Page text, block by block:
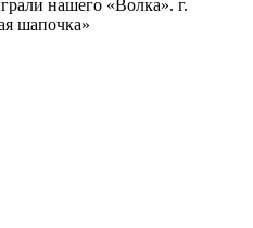
нашего «Волка». г.
шапочка»